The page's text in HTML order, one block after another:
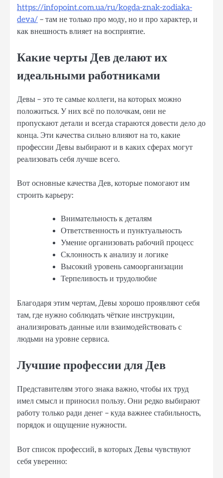
https://infopoint.com.ua/ru/kogda-znak-zodiaka-
deva/ – там не только про моду, но и про характер, и
как внешность влияет на восприятие.
Какие черты Дев делают их
идеальными работниками
Девы – это те самые коллеги, на которых можно
положиться. У них всё по полочкам, они не
пропускают детали и всегда стараются довести дело до
конца. Эти качества сильно влияют на то, какие
профессии Девы выбирают и в каких сферах могут
реализовать себя лучше всего.
Вот основные качества Дев, которые помогают им
строить карьеру:
Внимательность к деталям
Ответственность и пунктуальность
Умение организовать рабочий процесс
Склонность к анализу и логике
Высокий уровень самоорганизации
Терпеливость и трудолюбие
Благодаря этим чертам, Девы хорошо проявляют себя
там, где нужно соблюдать чёткие инструкции,
анализировать данные или взаимодействовать с
людьми на уровне сервиса.
Лучшие профессии для Дев
Представителям этого знака важно, чтобы их труд
имел смысл и приносил пользу. Они редко выбирают
работу только ради денег – куда важнее стабильность,
порядок и ощущение нужности.
Вот список профессий, в которых Девы чувствуют
себя уверенно: